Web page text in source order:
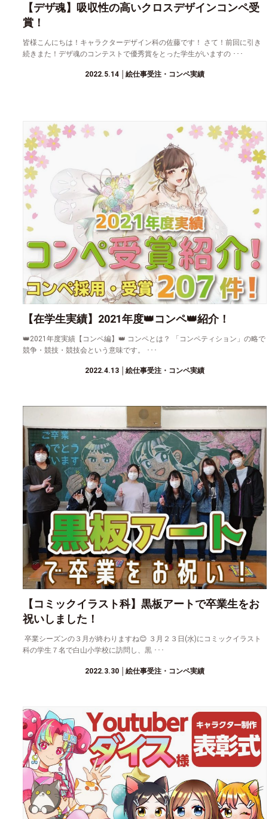
【デザ魂】吸収性の高いクロスデザインコンペ受
賞！
皆様こんにちは！キャラクターデザイン科の佐藤です！ さて！前回に引き
続きまた！デザ魂のコンテストで優秀賞をとった学生がいますの ･･･
2022.5.14 │絵仕事受注・コンペ実績
【在学生実績】2021年度👑コンペ👑紹介！
👑2021年度実績【コンペ編】👑 コンペとは？ 「コンペティション」の略で
競争・競技・競技会という意味です。 ･･･
2022.4.13 │絵仕事受注・コンペ実績
【コミックイラスト科】黒板アートで卒業生をお
祝いしました！
卒業シーズンの３月が終わりますね😊 ３月２３日(水)にコミックイラスト
科の学生７名で白山小学校に訪問し、黒 ･･･
2022.3.30 │絵仕事受注・コンペ実績